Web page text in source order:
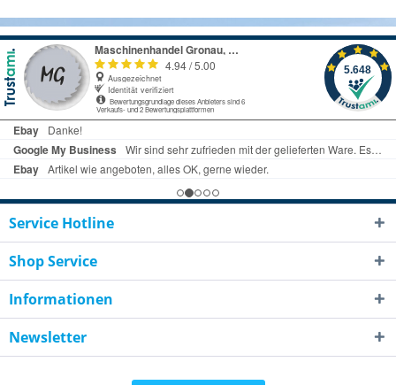
Service Hotline
Shop Service
Informationen
Newsletter